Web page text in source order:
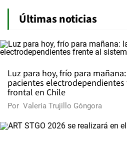
Últimas noticias
Luz para hoy, frío para
pacientes
frontal en Chile
Por Valeria Trujillo Góngora